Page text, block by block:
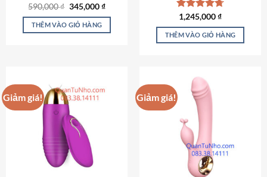
Được xếp
hạng4.79
5 sao
590,000₫ Giá
là:
590,000 ₫.
345,000₫Giá
tại
345,000 ₫.
THÊM VÀO GIỎ HÀNG
Được xếp
hạng4.73
5 sao
1,245,000₫
THÊM VÀO GIỎ HÀNG
Giảm giá! Giảm giá!